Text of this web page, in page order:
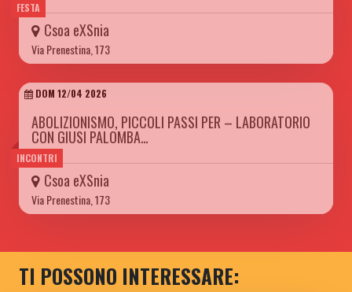
FESTA
Csoa eXSnia
Via Prenestina, 173
INCONTRI
DOM 12/04 2026
ABOLIZIONISMO, PICCOLI PASSI PER – LABORATORIO
CON GIUSI PALOMBA…
Csoa eXSnia
Via Prenestina, 173
TI POSSONO INTERESSARE: